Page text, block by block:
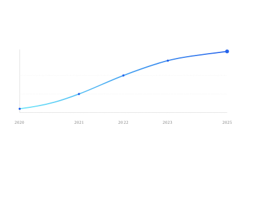
2020 2021 2022 2023 2025